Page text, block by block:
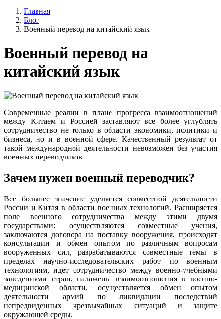
Главная
Блог
Военный перевод на китайский язык
Военный перевод на
китайский язык
Современные реалии в плане прогресса взаимоотношений
между Китаем и Россией заставляют все более углублять
сотрудничество не только в области экономики, политики и
бизнеса, но и в военной сфере. Качественный результат от
такой международной деятельности невозможен без участия
военных переводчиков.
Зачем нужен военный переводчик?
Все большее значение уделяется совместной деятельности
России и Китая в области военных технологий. Расширяется
поле военного сотрудничества между этими двумя
государствами: осуществляются совместные учения,
заключаются договора на поставку вооружения, происходят
консультации и обмен опытом по различным вопросам
вооруженных сил, разрабатываются совместные темы в
пределах научно-исследовательских работ по военным
технологиям, идет сотрудничество между военно-учебными
заведениями стран, налажены взаимоотношения в военно-
медицинской области, осуществляется обмен опытом
деятельности армий по ликвидации последствий
непредвиденных чрезвычайных ситуаций и защите
окружающей среды.